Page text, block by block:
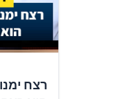
רצח